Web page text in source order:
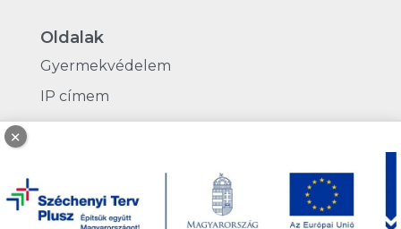
Oldalak
Gyermekvédelem
IP címem
×